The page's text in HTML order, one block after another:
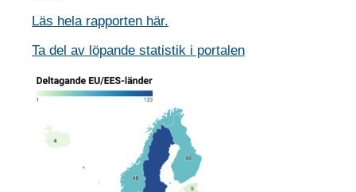
Läs hela rapporten här.
Ta del av löpande statistik i portalen